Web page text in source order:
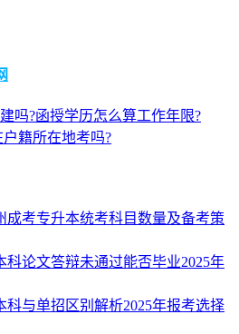
吗?函授学历怎么算工作年限?
籍所在地考吗?
成考专升本统考科目数量及备考策
科论文答辩未通过能否毕业2025年
科与单招区别解析2025年报考选择